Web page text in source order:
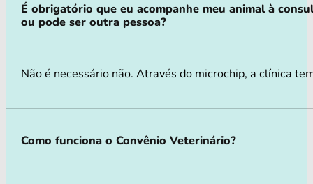
É obrigatório que eu acompanhe meu animal à
ou pode ser outra pessoa?
Não é necessário não. Através do microchip, a clínica
Como funciona o Convênio Veterinário?